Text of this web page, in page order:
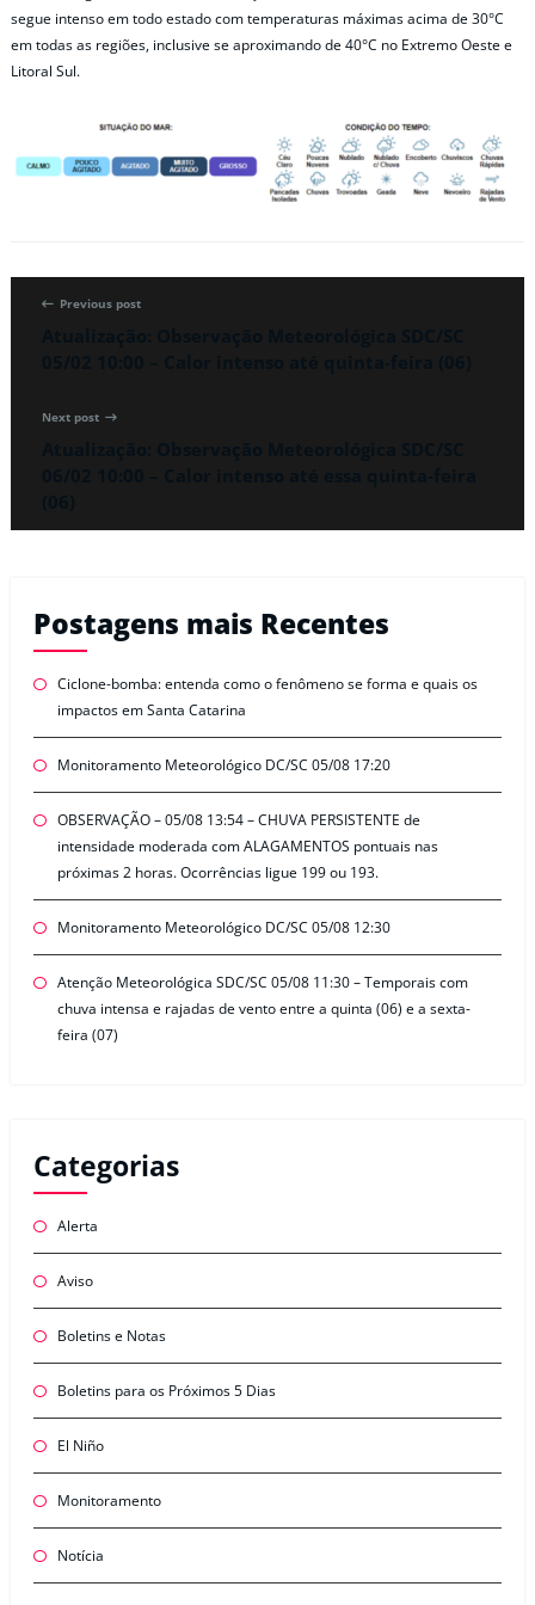
segue intenso em todo estado com temperaturas máximas acima de 30°C
em todas as regiões, inclusive se aproximando de 40°C no Extremo Oeste e
Litoral Sul.
Previous post
Next post
Postagens mais Recentes
Ciclone-bomba: entenda como o fenômeno se forma e quais os
impactos em Santa Catarina
Monitoramento Meteorológico DC/SC 05/08 17:20
OBSERVAÇÃO – 05/08 13:54 – CHUVA PERSISTENTE de
intensidade moderada com ALAGAMENTOS pontuais nas
próximas 2 horas. Ocorrências ligue 199 ou 193.
Monitoramento Meteorológico DC/SC 05/08 12:30
Atenção Meteorológica SDC/SC 05/08 11:30 – Temporais com
chuva intensa e rajadas de vento entre a quinta (06) e a sexta-
feira (07)
Categorias
Alerta
Aviso
Boletins e Notas
Boletins para os Próximos 5 Dias
El Niño
Monitoramento
Notícia